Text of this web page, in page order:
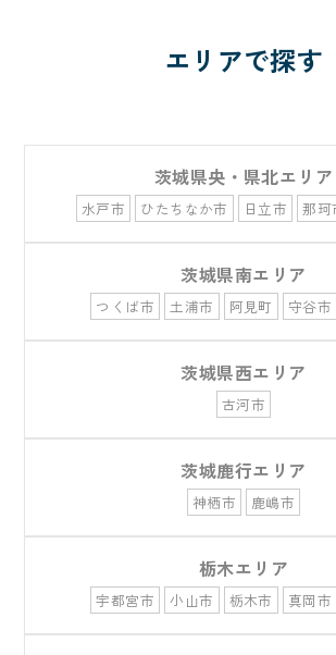
エリアで探す
茨城県央・県北エリア
水戸市 ひたちなか市 日立市 那珂
常陸太田市
常陸大宮市 北茨城市
茨城県南エリア
つくば市 土浦市 阿見町 守谷市
茨城県西エリア
古河市
茨城鹿行エリア
神栖市 鹿嶋市
栃木エリア
宇都宮市 小山市 栃木市 真岡市
佐野市
さくら市